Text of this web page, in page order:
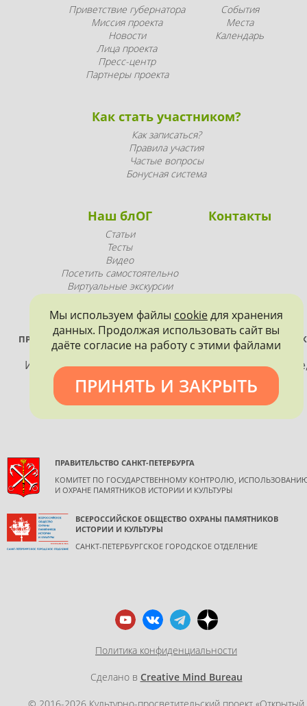
Приветствие губернатора
Миссия проекта
Новости
Лица проекта
Пресс-центр
Партнеры проекта
События
Места
Календарь
Как стать участником?
Как записаться?
Правила участия
Частые вопросы
Бонусная система
Наш блОГ
Статьи
Тесты
Видео
Посетить самостоятельно
Виртуальные экскурсии
Контакты
ПРОЕКТ РЕАЛИЗУЕТСЯ ПРИ ПОДДЕРЖКЕ ПРАВИТЕЛЬСТВА
ПЕТЕРБУРГА
Использование материалов, размещенных на
допускается только с согласия правообладателя и
обязательной ссылкой на источник информации.
ПРАВИТЕЛЬСТВО САНКТ-ПЕТЕРБУРГА
КОМИТЕТ ПО ГОСУДАРСТВЕННОМУ КОНТРОЛЮ,
И ОХРАНЕ ПАМЯТНИКОВ ИСТОРИИ И КУЛЬТУРЫ
ВСЕРОССИЙСКОЕ ОБЩЕСТВО ОХРАНЫ ПАМЯТНИКОВ
ИСТОРИИ И КУЛЬТУРЫ
САНКТ-ПЕТЕРБУРГСКОЕ ГОРОДСКОЕ ОТДЕЛЕНИЕ
Политика конфиденциальности
Сделано в Creative Mind Bureau
Мы используем файлы cookieдля хранения
данных. Продолжая использовать сайт вы
даёте согласие на работу с этими файлами
ПРИНЯТЬ И ЗАКРЫТЬ